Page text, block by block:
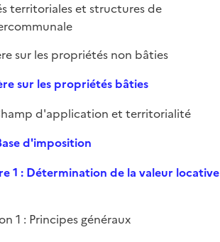
territoriales et structures de
sur les propriétés non bâties
sur les propriétés bâties
d'application et territorialité
d'imposition
1 : Détermination de la valeur locative
1 : Principes généraux